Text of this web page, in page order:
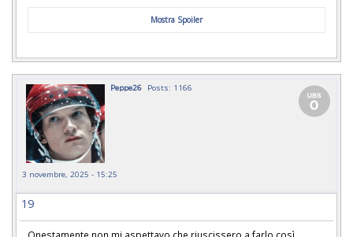
Mostra Spoiler
Peppe26 Posts: 1166
3 novembre, 2025 - 15:25
19